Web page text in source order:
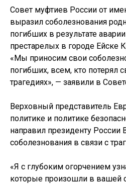
Совет муфтиев России от
выразил соболезнования
погибших в результате
престарелых в городе Ейске
«Мы приносим свои
погибших, всем, кто потерял
трагедиях», — заявили в
Верховный представитель
политике и политике
направил президенту России
соболезнования в связи с
«Я с глубоким огорчением
которые произошли в вашей